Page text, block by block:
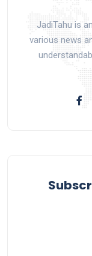
JadiTahu is
various news